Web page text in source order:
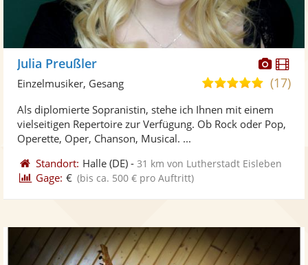
Fotos
Julia Preußler
5,0
5
Sternen
(17)
Einzelmusiker, Gesang
Als diplomierte Sopranistin, stehe ich Ihnen mit einem
vielseitigen Repertoire zur Verfügung. Ob Rock oder Pop,
Operette, Oper, Chanson, Musical. ...
Standort: Halle (DE) -31 km von Lutherstadt Eisleben
Gage: € (bis ca. 500 € pro Auftritt)